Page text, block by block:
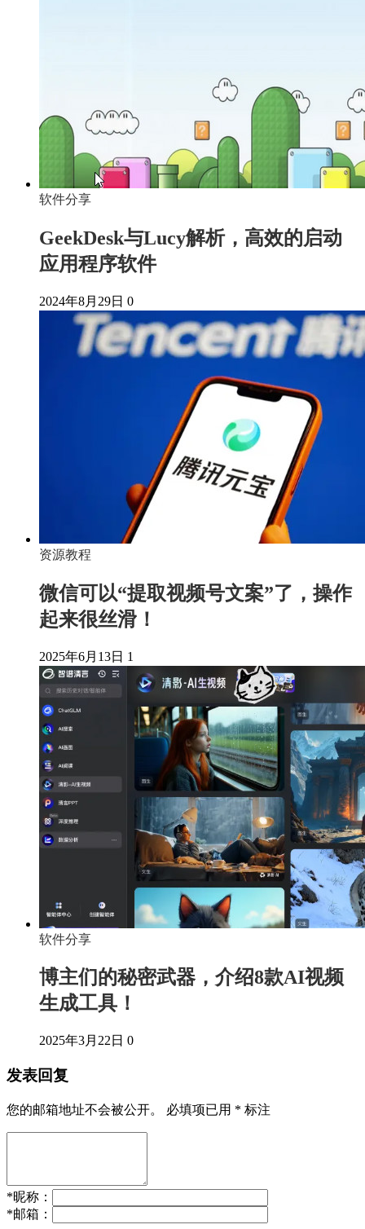
软件分享
GeekDesk与Lucy解析，高效的启动
应用程序软件
2024年8月29日 0
资源教程
微信可以“提取视频号文案”了，操作
起来很丝滑！
2025年6月13日 1
软件分享
博主们的秘密武器，介绍8款AI视频
生成工具！
2025年3月22日 0
发表回复
您的邮箱地址不会被公开。 必填项已用 * 标注
*昵称：
*邮箱：